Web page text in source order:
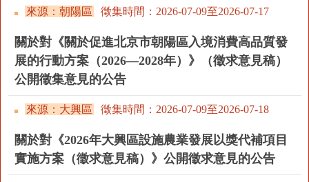
來源：朝陽區 徵集時間： 2026-07-09至2026-07-17
關於對《關於促進北京市朝陽區入境消費高品質發
展的行動方案（2026—2028年）》（徵求意見稿）
公開徵集意見的公告
來源：大興區 徵集時間： 2026-07-09至2026-07-18
關於對《2026年大興區設施農業發展以獎代補項目
實施方案（徵求意見稿）》公開徵求意見的公告